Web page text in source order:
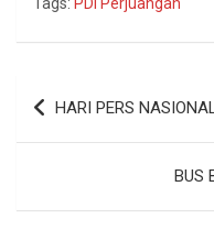
Tags: PDI Perjuangan
HARI PERS
BUS